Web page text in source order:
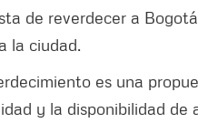
de reverdecer a
la ciudad.
es una
y la disponibilidad